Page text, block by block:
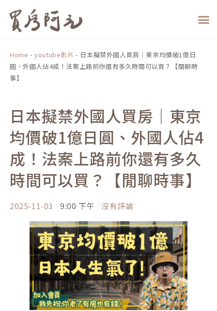
Home -youtube影片 - 日本擬禁外國人買房｜東京均價破1億日
圓、外國人佔4成！法案上路前你還有多久時間可以買？【閒聊時
事】
日本擬禁外國人買房｜東京
均價破1億日圓、外國人佔4
成！法案上路前你還有多久
時間可以買？【閒聊時事】
2025-11-03 9:00 下午 沒有評論